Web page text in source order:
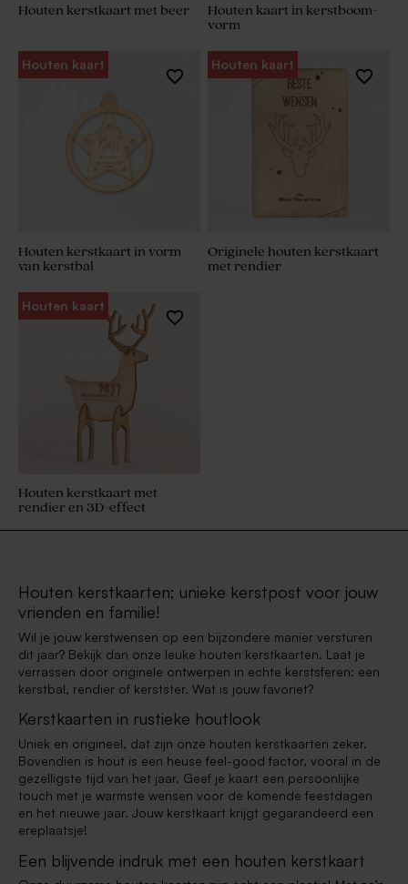
Houten kerstkaart met beer
Houten kaart in kerstboom-
vorm
Houten kaart
Houten kerstkaart in vorm
van kerstbal
Houten kaart
Originele houten kerstkaart
met rendier
Houten kaart
Houten kerstkaart met
rendier en 3D-effect
Houten kerstkaarten; unieke kerstpost voor jouw
vrienden en familie!
Wil je jouw kerstwensen op een bijzondere manier versturen
dit jaar? Bekijk dan onze leuke houten kerstkaarten. Laat je
verrassen door originele ontwerpen in echte kerstsferen: een
kerstbal, rendier of kerstster. Wat is jouw favoriet?
Kerstkaarten in rustieke houtlook
Uniek en origineel, dat zijn onze houten kerstkaarten zeker.
Bovendien is hout is een heuse feel-good factor, vooral in de
gezelligste tijd van het jaar. Geef je kaart een persoonlijke
touch met je warmste wensen voor de komende feestdagen
en het nieuwe jaar. Jouw kerstkaart krijgt gegarandeerd een
ereplaatsje!
Een blijvende indruk met een houten kerstkaart